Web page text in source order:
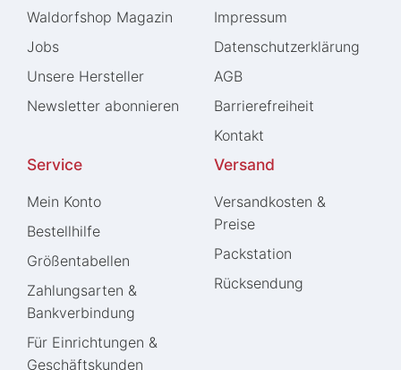
Waldorfshop Magazin
Jobs
Unsere Hersteller
Newsletter abonnieren
Impressum
Daten­schutz­erklärung
AGB
Barrierefreiheit
Kontakt
Service
Mein Konto
Bestellhilfe
Größentabellen
Zahlungsarten &
Bankverbindung
Für Einrichtungen &
Geschäftskunden
Versand
Versandkosten &
Preise
Packstation
Rücksendung